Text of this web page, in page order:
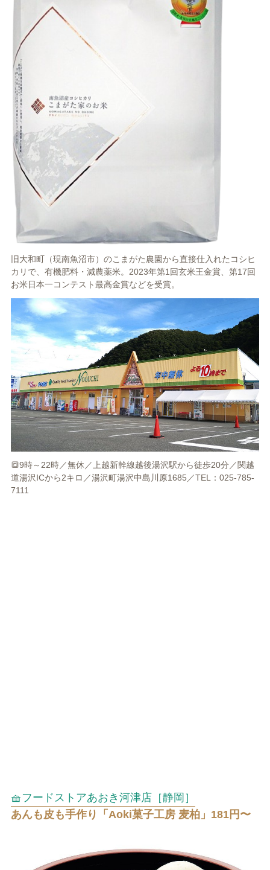
旧大和町（現南魚沼市）のこまがた農園から直接仕入れたコシヒ
カリで、有機肥料・減農薬米。2023年第1回玄米王金賞、第17回
お米日本一コンテスト最高金賞などを受賞。
🔳9時～22時／無休／上越新幹線越後湯沢駅から徒歩20分／関越
道湯沢ICから2キロ／湯沢町湯沢中島川原1685／TEL：025-785-
7111
🧺フードストアあおき河津店［静岡］
あんも皮も手作り「Aoki菓子工房 麦柏」181円〜